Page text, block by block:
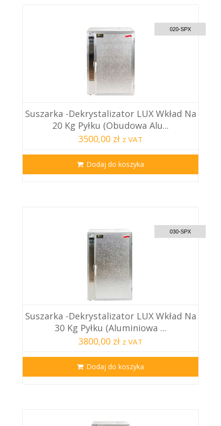
020-SPX
Suszarka -dekrystalizator LUX Wkład Na
20 Kg Pyłku (obudowa Alu...
3500,00 zł z VAT
Dodaj do koszyka
030-SPX
Suszarka -dekrystalizator LUX Wkład Na
30 Kg Pyłku (aluminiowa ...
3800,00 zł z VAT
Dodaj do koszyka